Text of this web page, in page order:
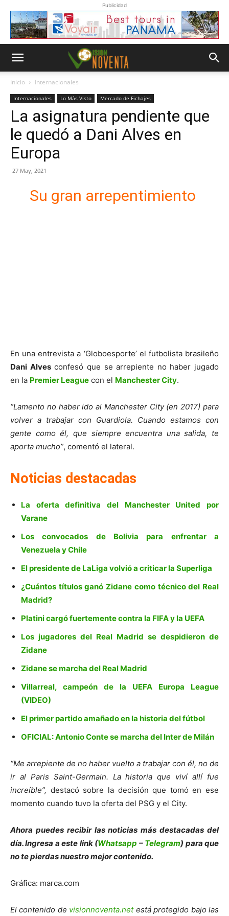
Publicidad
Inicio Internacionales
Internacionales Lo Más Visto Mercado de Fichajes
La asignatura pendiente que
le quedó a Dani Alves en
Europa
27 May, 2021
Su gran arrepentimiento
En una entrevista a ‘Globoesporte’ el futbolista brasileño
Dani Alvesconfesó que se arrepiente no haber jugado
en la Premier League con el Manchester City.
“Lamento no haber ido al Manchester City (en 2017) para
volver a trabajar con Guardiola. Cuando estamos con
gente como él, que siempre encuentra una salida, te
aporta mucho”, comentó el lateral.
Noticias destacadas
La oferta definitiva del Manchester United por
Varane
Los convocados de Bolivia para enfrentar a
Venezuela y Chile
El presidente de LaLiga volvió a criticar la Superliga
¿Cuántos títulos ganó Zidane como técnico del Real
Madrid?
Platini cargó fuertemente contra la FIFA y la UEFA
Los jugadores del Real Madrid se despidieron de
Zidane
Zidane se marcha del Real Madrid
Villarreal, campeón de la UEFA Europa League
(VIDEO)
El primer partido amañado en la historia del fútbol
OFICIAL: Antonio Conte se marcha del Inter de Milán
“Me arrepiente de no haber vuelto a trabajar con él, no de
ir al Paris Saint-Germain. La historia que viví allí fue
increíble”, destacó sobre la decisión que tomó en ese
momento cuando tuvo la oferta del PSG y el City.
Ahora puedes recibir las noticias más destacadas del
día. Ingresa a este link (Whatsapp – Telegram) para que
no te pierdas nuestro mejor contenido.
Gráfica: marca.com
El contenido de visionnoventa.netestá protegido bajo las